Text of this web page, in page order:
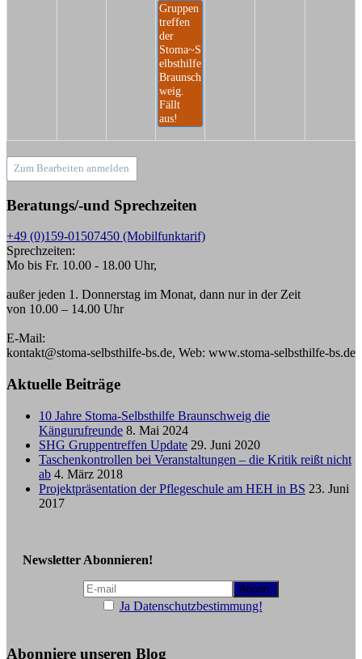
Gruppen
treffen
der
Stoma~S
elbsthilfe
Braunsch
weig.
Fällt
aus!
Zum Bearbeiten anmelden
Beratungs/-und Sprechzeiten
+49 (0)159-01507450 (Mobilfunktarif)
Sprechzeiten:
Mo bis Fr. 10.00 - 18.00 Uhr,
außer jeden 1. Donnerstag im Monat, dann nur in der Zeit
von 10.00 – 14.00 Uhr
E-Mail:
kontakt@stoma-selbsthilfe-bs.de, Web: www.stoma-selbsthilfe-bs.de
Aktuelle Beiträge
10 Jahre Stoma-Selbsthilfe Braunschweig die
Kängurufreunde 8. Mai 2024
SHG Gruppentreffen Update 29. Juni 2020
Taschenkontrollen bei Veranstaltungen – die Kritik reißt nicht
ab 4. März 2018
Projektpräsentation der Pflegeschule am HEH in BS 23. Juni
2017
Newsletter Abonnieren!
Ja Datenschutzbestimmung!
Abonniere unseren Blog